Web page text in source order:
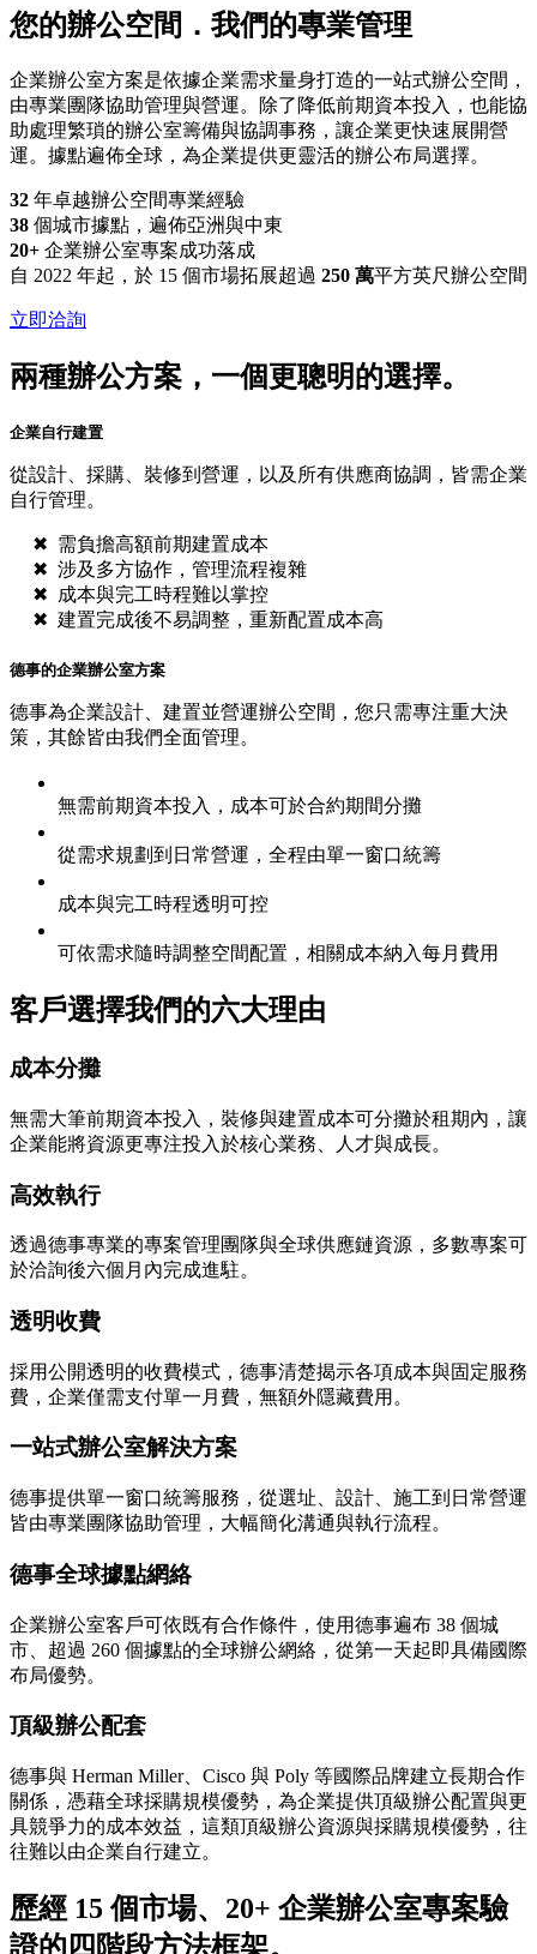
您的辦公空間．我們的專業管理
企業辦公室方案是依據企業需求量身打造的一站式辦公空間，
由專業團隊協助管理與營運。除了降低前期資本投入，也能協
助處理繁瑣的辦公室籌備與協調事務，讓企業更快速展開營
運。據點遍佈全球，為企業提供更靈活的辦公布局選擇。
32 年卓越辦公空間專業經驗
38 個城市據點，遍佈亞洲與中東
20+ 企業辦公室專案成功落成
自 2022 年起，於 15 個市場拓展超過 250 萬平方英尺辦公空間
立即洽詢
兩種辦公方案，一個更聰明的選擇。
企業自行建置
從設計、採購、裝修到營運，以及所有供應商協調，皆需企業
自行管理。
需負擔高額前期建置成本
涉及多方協作，管理流程複雜
成本與完工時程難以掌控
建置完成後不易調整，重新配置成本高
德事的企業辦公室方案
德事為企業設計、建置並營運辦公空間，您只需專注重大決
策，其餘皆由我們全面管理。
無需前期資本投入，成本可於合約期間分攤
從需求規劃到日常營運，全程由單一窗口統籌
成本與完工時程透明可控
可依需求隨時調整空間配置，相關成本納入每月費用
客戶選擇我們的六大理由
成本分攤
無需大筆前期資本投入，裝修與建置成本可分攤於租期內，讓
企業能將資源更專注投入於核心業務、人才與成長。
高效執行
透過德事專業的專案管理團隊與全球供應鏈資源，多數專案可
於洽詢後六個月內完成進駐。
透明收費
採用公開透明的收費模式，德事清楚揭示各項成本與固定服務
費，企業僅需支付單一月費，無額外隱藏費用。
一站式辦公室解決方案
德事提供單一窗口統籌服務，從選址、設計、施工到日常營運
皆由專業團隊協助管理，大幅簡化溝通與執行流程。
德事全球據點網絡
企業辦公室客戶可依既有合作條件，使用德事遍布 38 個城
市、超過 260 個據點的全球辦公網絡，從第一天起即具備國際
布局優勢。
頂級辦公配套
德事與 Herman Miller、Cisco 與 Poly 等國際品牌建立長期合作
關係，憑藉全球採購規模優勢，為企業提供頂級辦公配置與更
具競爭力的成本效益，這類頂級辦公資源與採購規模優勢，往
往難以由企業自行建立。
歷經 15 個市場、20+ 企業辦公室專案驗
證的四階段方法框架。